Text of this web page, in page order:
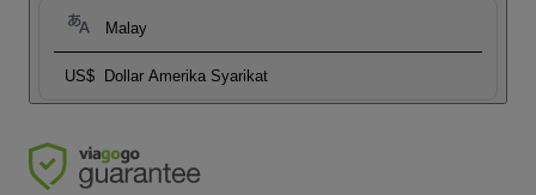
Malay
US$ Dollar Amerika Syarikat